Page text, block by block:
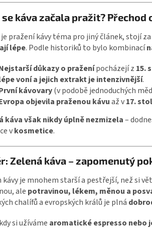
se káva začala pražit? Přechod
pražení kávy téma pro jiný článek, stojí
lépe. Podle historiků to bylo kombinací
důkazy o praženípocházejí z 15.
voní a jejich extrakt je intenzivnější.
kávovary(v podobě jednoduchých
objevila praženou kávuaž v17.
káva však nikdy úplně nezmizela–
vkosmetice.
Zelená káva – zapomenutý
kávy je mnohem starší a pestřejší, než si
ale potravinou, lékem, měnou a
chalífů a evropských králů je plná
si užíváme aromatické espresso nebo